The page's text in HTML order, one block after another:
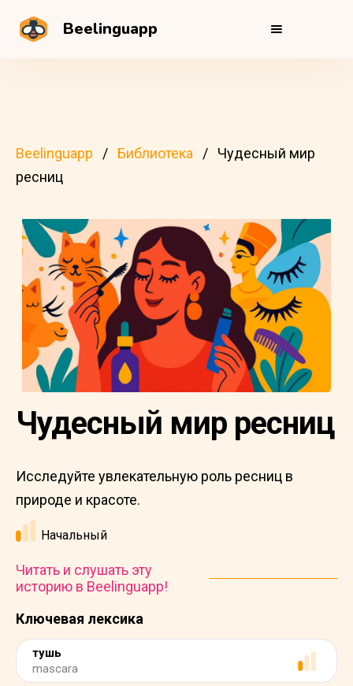
Beelinguapp
Beelinguapp Библиотека
Чудесный мир
ресниц
Ключевая лексика
тушь
mascara
Чудесный мир ресниц
Исследуйте увлекательную роль ресниц в
природе и красоте.
Начальный
Читать и слушать эту
историю в Beelinguapp!